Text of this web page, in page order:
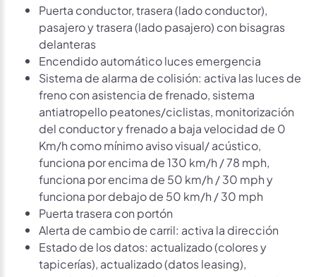
Puerta conductor, trasera (lado conductor),
pasajero y trasera (lado pasajero) con bisagras
delanteras
Encendido automático luces emergencia
Sistema de alarma de colisión: activa las luces de
freno con asistencia de frenado, sistema
antiatropello peatones/ciclistas, monitorización
del conductor y frenado a baja velocidad de 0
Km/h como mínimo aviso visual/ acústico,
funciona por encima de 130 km/h / 78 mph,
funciona por encima de 50 km/h / 30 mph y
funciona por debajo de 50 km/h / 30 mph
Puerta trasera con portón
Alerta de cambio de carril: activa la dirección
Estado de los datos: actualizado (colores y
tapicerías), actualizado (datos leasing),